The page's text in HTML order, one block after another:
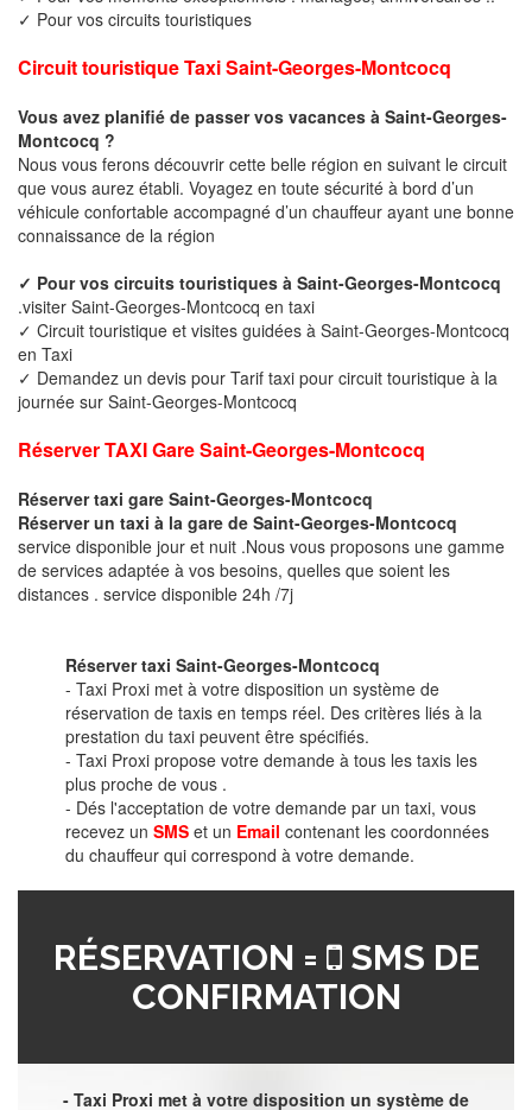
✓ Pour vos circuits touristiques
Circuit touristique Taxi Saint-Georges-Montcocq
Vous avez planifié de passer vos vacances à Saint-Georges-
Montcocq ?
Nous vous ferons découvrir cette belle région en suivant le circuit
que vous aurez établi. Voyagez en toute sécurité à bord d’un
véhicule confortable accompagné d’un chauffeur ayant une bonne
connaissance de la région
✓ Pour vos circuits touristiques à Saint-Georges-Montcocq
.visiter Saint-Georges-Montcocq en taxi
✓ Circuit touristique et visites guidées à Saint-Georges-Montcocq
en Taxi
✓ Demandez un devis pour Tarif taxi pour circuit touristique à la
journée sur Saint-Georges-Montcocq
Réserver TAXI Gare Saint-Georges-Montcocq
Réserver taxi gare Saint-Georges-Montcocq
Réserver un taxi à la gare de Saint-Georges-Montcocq
service disponible jour et nuit .Nous vous proposons une gamme
de services adaptée à vos besoins, quelles que soient les
distances . service disponible 24h /7j
Réserver taxi Saint-Georges-Montcocq
- Taxi Proxi met à votre disposition un système de
réservation de taxis en temps réel. Des critères liés à la
prestation du taxi peuvent être spécifiés.
- Taxi Proxi propose votre demande à tous les taxis les
plus proche de vous .
- Dés l'acceptation de votre demande par un taxi, vous
recevez un SMS et un Email contenant les coordonnées
du chauffeur qui correspond à votre demande.
RÉSERVATION =
SMS DE
CONFIRMATION
- Taxi Proxi met à votre disposition un système de